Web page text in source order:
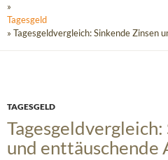
»
Tagesgeld
» Tagesgeldvergleich: Sinkende Zinsen
TAGESGELD
und enttäuschende